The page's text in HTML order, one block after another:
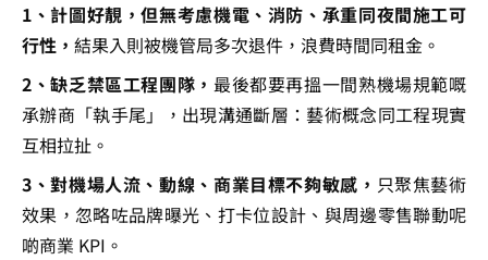
1、計圖好靚，但無考慮機電、消防、承重同夜間施工可
行性， 結果入則被機管局多次退件，浪費時間同租金。
2、缺乏禁區工程團隊， 最後都要再搵一間熟機場規範嘅
承辦商「執手尾」，出現溝通斷層：藝術概念同工程現實
互相拉扯。
3、對機場人流、動線、商業目標不夠敏感， 只聚焦藝術
效果，忽略咗品牌曝光、打卡位設計、與周邊零售聯動呢
啲商業 KPI。